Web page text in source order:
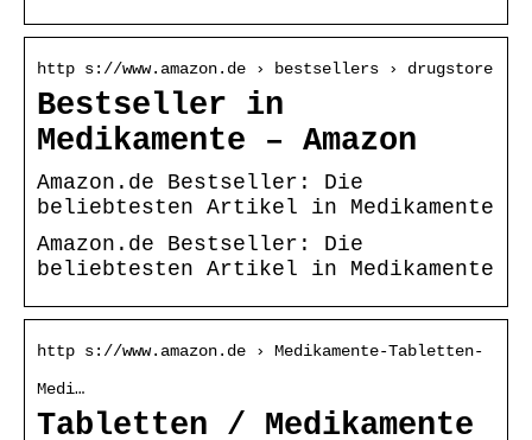
http s://www.amazon.de › bestsellers › drugstore
Bestseller in
Medikamente – Amazon
Amazon.de Bestseller: Die
beliebtesten Artikel in Medikamente
Amazon.de Bestseller: Die
beliebtesten Artikel in Medikamente
http s://www.amazon.de › Medikamente-Tabletten-
Medi…
Tabletten / Medikamente